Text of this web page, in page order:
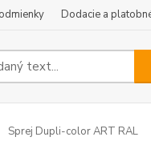
Dodacie a
Sprej Dupli-color ART RAL